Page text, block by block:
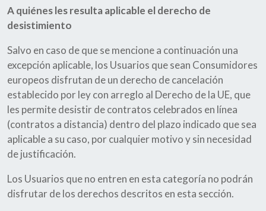
A quiénes les resulta aplicable el derecho de
desistimiento
Salvo en caso de que se mencione a continuación una
excepción aplicable, los Usuarios que sean Consumidores
europeos disfrutan de un derecho de cancelación
establecido por ley con arreglo al Derecho de la UE, que
les permite desistir de contratos celebrados en línea
(contratos a distancia) dentro del plazo indicado que sea
aplicable a su caso, por cualquier motivo y sin necesidad
de justificación.
Los Usuarios que no entren en esta categoría no podrán
disfrutar de los derechos descritos en esta sección.